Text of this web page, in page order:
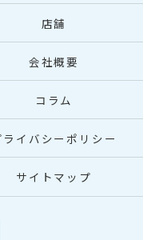
店舗
会社概要
コラム
ライバシーポリシー
サイトマップ